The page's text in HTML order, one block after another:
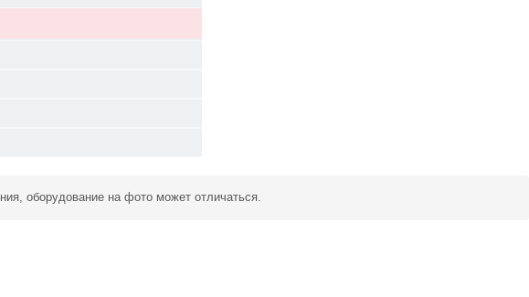
оборудование на фото может отличаться.